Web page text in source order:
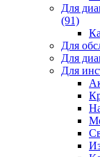
Для
(91)
Для
Для
Для